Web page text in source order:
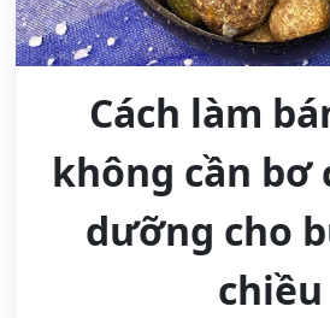
Cách làm
không cần bơ
dưỡng cho
chiều